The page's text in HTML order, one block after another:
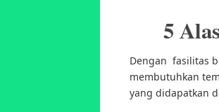
5
Dengan fasilitas
membutuhkan
yang didapatkan